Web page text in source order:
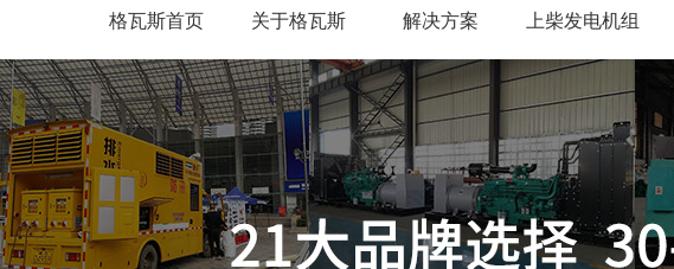
格瓦斯首页 关于格瓦斯
公司概况 资质荣誉 合作品牌
解决方案 上柴发电机组